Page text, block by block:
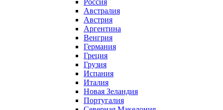
Россия
Австралия
Австрия
Аргентина
Венгрия
Германия
Греция
Грузия
Испания
Италия
Новая Зеландия
Португалия